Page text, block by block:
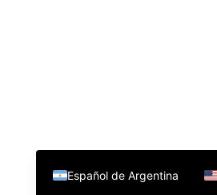
Español de Argentina